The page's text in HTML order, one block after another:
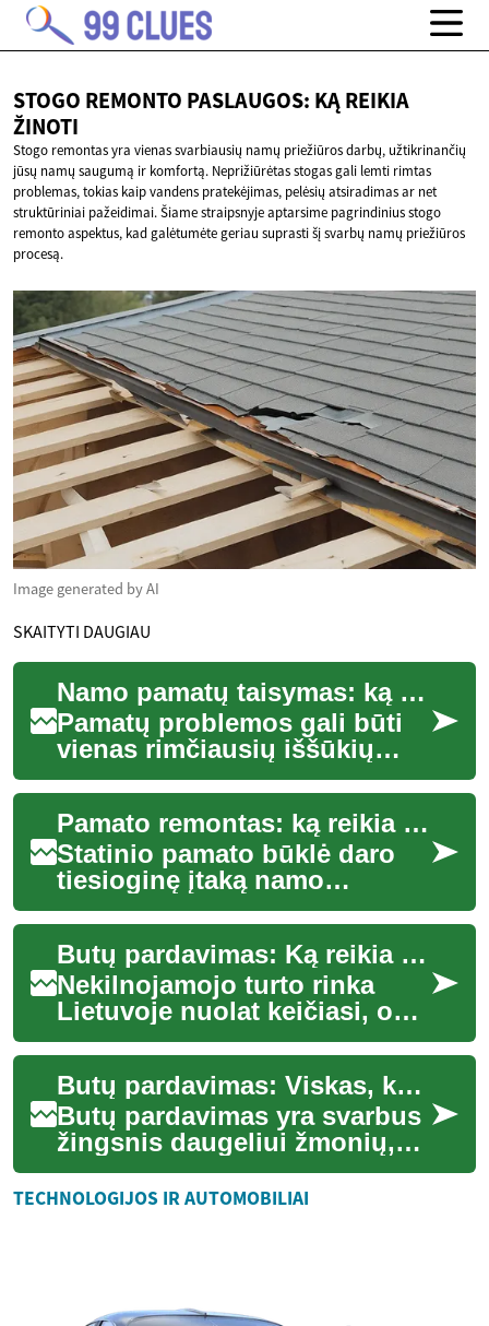
STOGO REMONTO PASLAUGOS: KĄREIKIA
ŽINOTI
Stogo remontas yra vienas svarbiausių namų priežiūros darbų, užtikrinančių
jūsų namų saugumą ir komfortą. Neprižiūrėtas stogas gali lemti rimtas
problemas, tokias kaip vandens pratekėjimas, pelėsių atsiradimas ar net
struktūriniai pažeidimai. Šiame straipsnyje aptarsime pagrindinius stogo
remonto aspektus, kad galėtumėte geriau suprasti šį svarbų namų priežiūros
procesą.
Image generated by AI
SKAITYTI DAUGIAU
Namo pamatų taisymas: ką reikėtų žinoti
Pamatų problemos gali būti
vienas rimčiausių iššūkių
namo gyvybingumui ir
saugumui. Šiame straipsnyje
aptarsime, kaip...
Pamato remontas: ką reikia žinoti apie namo pamatus
Statinio pamato būklė daro
tiesioginę įtaką namo
saugumui, komfortui ir
ilgaamžiškumui. Ankstyvas
problemų atpažinima...
Butų pardavimas: Ką reikia žinoti perkant nekilnojamąjį turtą Lietuvoje
Nekilnojamojo turto rinka
Lietuvoje nuolat keičiasi, o
butų pardavimas išlieka viena
iš populiariausių investicijų.
N...
Butų pardavimas: Viskas, ką reikia žinoti
Butų pardavimas yra svarbus
žingsnis daugeliui žmonių,
nesvarbu, ar jie parduoda
savo pirmąjį būstą, ar
TECHNOLOGIJOS IR AUTOMOBILIAI